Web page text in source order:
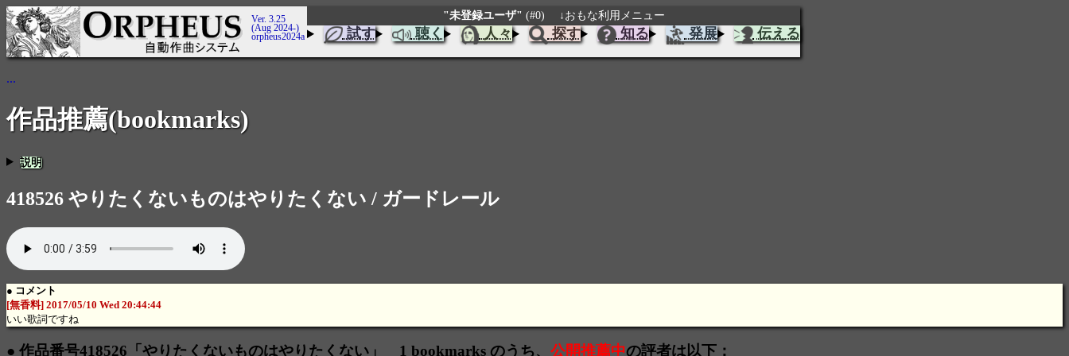
Ver. 3.25
(Aug 2024-)
orpheus2024a
"未登録ユーザ" (#0) ↓おもな利用メニュー
試す 聴く 人々 探す 知る 発展 伝える
...
作品推薦(bookmarks)
説明
418526 やりたくないものはやりたくない / ガードレール
● コメント
[無香料] 2017/05/10 Wed 20:44:44
いい歌詞ですね
● 作品番号418526「やりたくないものはやりたくない」 1 bookmarks のうち、 公開推薦中の評者は以下：